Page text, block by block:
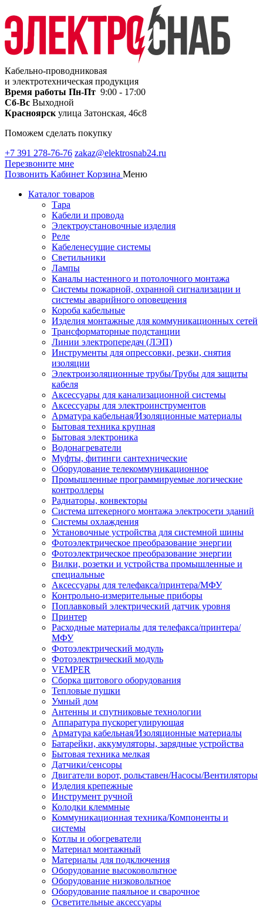
Кабельно-проводниковая
и электротехническая продукция
Время работы Пн-Пт 9:00 - 17:00
Сб-Вс Выходной
Красноярск улица Затонская, 46с8
Поможем сделать покупку
+7 391 278-76-76 zakaz@elektrosnab24.ru
Перезвоните мне
Позвонить Кабинет Корзина Меню
Каталог товаров
Тара
Кабели и провода
Электроустановочные изделия
Реле
Кабеленесущие системы
Светильники
Лампы
Каналы настенного и потолочного монтажа
Системы пожарной, охранной сигнализации и
системы аварийного оповещения
Короба кабельные
Изделия монтажные для коммуникационных сетей
Трансформаторные подстанции
Линии электропередач (ЛЭП)
Инструменты для опрессовки, резки, снятия
изоляции
Электроизоляционные трубы/Трубы для защиты
кабеля
Аксессуары для канализационной системы
Аксессуары для электроинструментов
Арматура кабельная/Изоляционные материалы
Бытовая техника крупная
Бытовая электроника
Водонагреватели
Муфты, фитинги сантехнические
Оборудование телекоммуникационное
Промышленные программируемые логические
контроллеры
Радиаторы, конвекторы
Система штекерного монтажа электросети зданий
Системы охлаждения
Установочные устройства для системной шины
Фотоэлектрическое преобразование энергии
Фотоэлектрическое преобразование энергии
Вилки, розетки и устройства промышленные и
специальные
Аксессуары для телефакса/принтера/МФУ
Контрольно-измерительные приборы
Поплавковый электрический датчик уровня
Принтер
Расходные материалы для телефакса/принтера/
МФУ
Фотоэлектрический модуль
Фотоэлектрический модуль
VEMPER
Сборка щитового оборудования
Тепловые пушки
Умный дом
Антенны и спутниковые технологии
Аппаратура пускорегулирующая
Арматура кабельная/Изоляционные материалы
Батарейки, аккумуляторы, зарядные устройства
Бытовая техника мелкая
Датчики/сенсоры
Двигатели ворот, рольставен/Насосы/Вентиляторы
Изделия крепежные
Инструмент ручной
Колодки клеммные
Коммуникационная техника/Компоненты и
системы
Котлы и обогреватели
Материал монтажный
Материалы для подключения
Оборудование высоковольтное
Оборудование низковольтное
Оборудование паяльное и сварочное
Осветительные аксессуары